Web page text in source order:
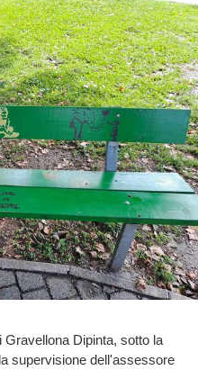
Dipinta, sotto la
supervisione dell'assessore